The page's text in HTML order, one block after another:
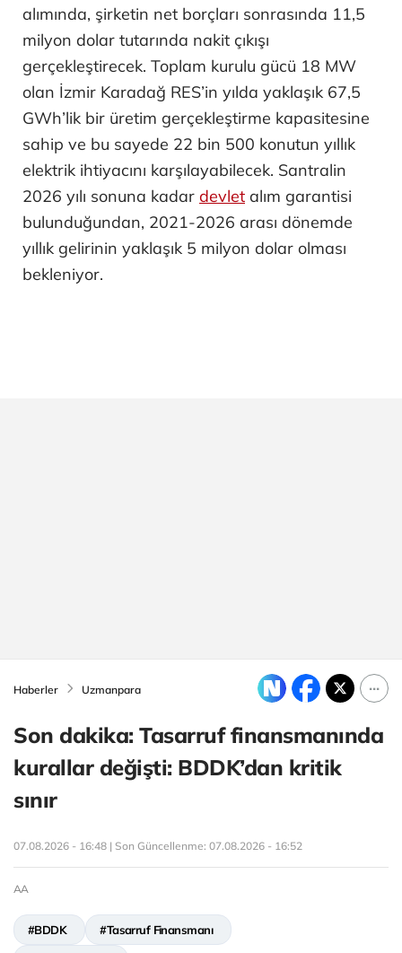
alımında, şirketin net borçları sonrasında 11,5
milyon dolar tutarında nakit çıkışı
gerçekleştirecek. Toplam kurulu gücü 18 MW
olan İzmir Karadağ RES’in yılda yaklaşık 67,5
GWh’lik bir üretim gerçekleştirme kapasitesine
sahip ve bu sayede 22 bin 500 konutun yıllık
elektrik ihtiyacını karşılayabilecek. Santralin
2026 yılı sonuna kadar devlet alım garantisi
bulunduğundan, 2021-2026 arası dönemde
yıllık gelirinin yaklaşık 5 milyon dolar olması
bekleniyor.
Haberler Uzmanpara
Son dakika: Tasarruf finansmanında
kurallar değişti: BDDK’dan kritik
sınır
07.08.2026 - 16:48 | Son Güncellenme: 07.08.2026 - 16:52
AA
#BDDK #Tasarruf Finansmanı